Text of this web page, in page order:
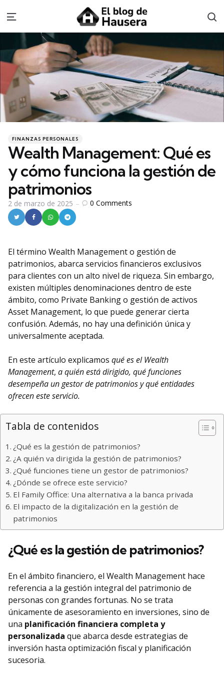
Menu
Categories
Posted
FINANZAS PERSONALES
Wealth Management: Qué es
y cómo funciona la gestión de
patrimonios
2 de marzo de 2025 0 Comments
El término Wealth Management o gestión de
patrimonios, abarca servicios financieros exclusivos
para clientes con un alto nivel de riqueza. Sin embargo,
existen múltiples denominaciones dentro de este
ámbito, como Private Banking o gestión de activos
Asset Management, lo que puede generar cierta
confusión. Además, no hay una definición única y
universalmente aceptada.
En este artículo explicamos qué es el Wealth
Management, a quién está dirigido, qué funciones
desempeña un gestor de patrimonios y qué entidades
ofrecen este servicio.
Tabla de contenidos
¿Qué es la gestión de patrimonios?
¿A quién va dirigida la gestión de patrimonios?
¿Qué funciones tiene un gestor de patrimonios?
¿Dónde se ofrece este servicio?
El Family Office: Una alternativa a la banca privada
El impacto de la digitalización en la gestión de
patrimonios
¿Qué es la gestión de patrimonios?
En el ámbito financiero, el Wealth Management hace
referencia a la gestión integral del patrimonio de
personas con grandes fortunas. No se trata
únicamente de asesoramiento en inversiones, sino de
una planificación financiera completa y
personalizada que abarca desde estrategias de
inversión hasta optimización fiscal y planificación
sucesoria.